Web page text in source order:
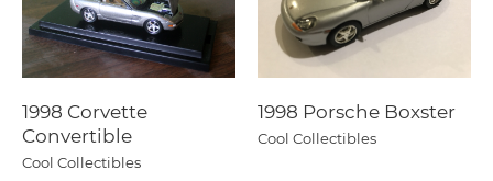
1998 Corvette
Convertible
Cool Collectibles
1998 Porsche Boxster
Cool Collectibles